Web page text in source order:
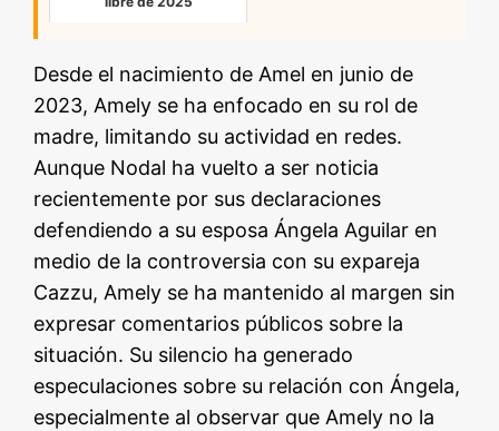
Desde el nacimiento de Amel en junio de
2023, Amely se ha enfocado en su rol de
madre, limitando su actividad en redes.
Aunque Nodal ha vuelto a ser noticia
recientemente por sus declaraciones
defendiendo a su esposa Ángela Aguilar en
medio de la controversia con su expareja
Cazzu, Amely se ha mantenido al margen sin
expresar comentarios públicos sobre la
situación. Su silencio ha generado
especulaciones sobre su relación con Ángela,
especialmente al observar que Amely no la